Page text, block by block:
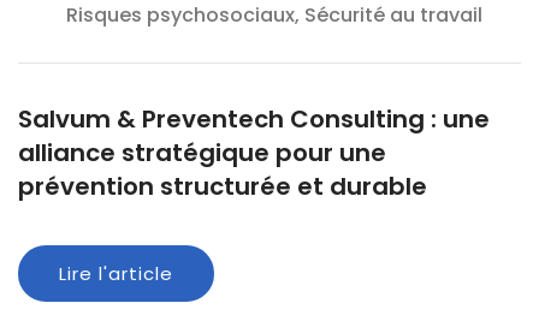
Risques psychosociaux, Sécurité au travail
Salvum & Preventech Consulting : une
alliance stratégique pour une
prévention structurée et durable
Lire l'article